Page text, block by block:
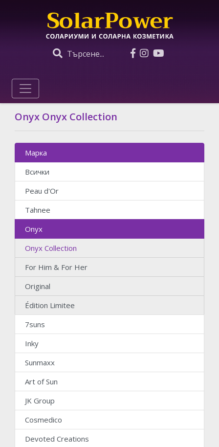
Търсене...
Onyx Onyx Collection
Марка
Всички
Peau d'Or
Tahnee
Onyx
Onyx Collection
For Him & For Her
Original
Édition Limitee
7suns
Inky
Sunmaxx
Art of Sun
JK Group
Cosmedico
Devoted Creations